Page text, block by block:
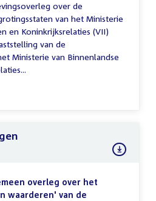
over de
van het Ministerie
en Koninkrijksrelaties (VII)
van de
Ministerie van Binnenlandse
overleg over het
waarderen' van de